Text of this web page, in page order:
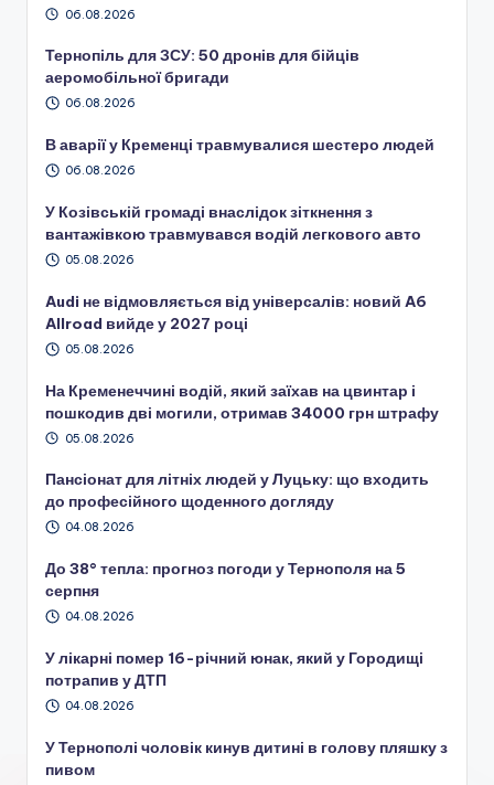
06.08.2026
Тернопіль для ЗСУ: 50 дронів для бійців
аеромобільної бригади
06.08.2026
В аварії у Кременці травмувалися шестеро людей
06.08.2026
У Козівській громаді внаслідок зіткнення з
вантажівкою травмувався водій легкового авто
05.08.2026
Audi не відмовляється від універсалів: новий A6
Allroad вийде у 2027 році
05.08.2026
На Кременеччині водій, який заїхав на цвинтар і
пошкодив дві могили, отримав 34000 грн штрафу
05.08.2026
Пансіонат для літніх людей у Луцьку: що входить
до професійного щоденного догляду
04.08.2026
До 38° тепла: прогноз погоди у Тернополя на 5
серпня
04.08.2026
У лікарні помер 16-річний юнак, який у Городищі
потрапив у ДТП
04.08.2026
У Тернополі чоловік кинув дитині в голову пляшку з
пивом